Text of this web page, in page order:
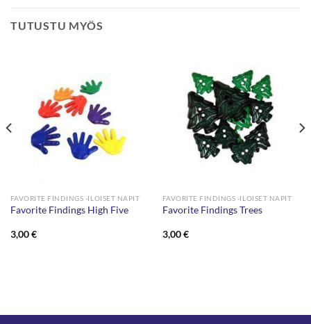
TUTUSTU MYÖS
FAVORITE FINDINGS -ILOISET NAPIT
Favorite Findings High Five
3,00€
FAVORITE FINDINGS -ILOISET NAPIT
Favorite Findings Trees
3,00€